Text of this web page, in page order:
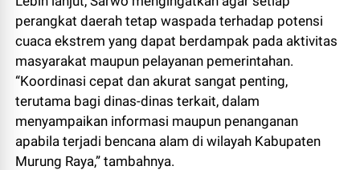
perangkat daerah tetap waspada terhadap potensi
cuaca ekstrem yang dapat berdampak pada aktivitas
masyarakat maupun pelayanan pemerintahan.
“Koordinasi cepat dan akurat sangat penting,
terutama bagi dinas-dinas terkait, dalam
menyampaikan informasi maupun penanganan
apabila terjadi bencana alam di wilayah Kabupaten
Murung Raya,” tambahnya.